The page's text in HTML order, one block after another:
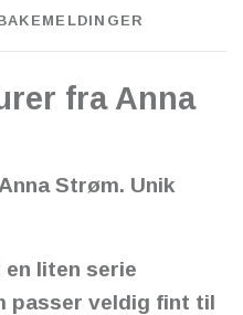
fra Anna
Strøm. Unik
en liten serie
passer veldig fint til